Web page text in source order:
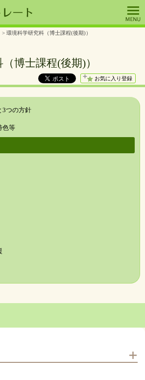
環境科学研究科（博士課程(後期)）
博士課程(後期)）
お気に入り登録
3つの方針
色等